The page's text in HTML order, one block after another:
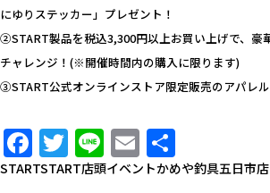
にゆりステッカー」プレゼント！
②START製品を税込3,300円以上お買い上げで、豪
チャレンジ！(※開催時間内の購入に限ります)
③START公式オンラインストア限定販売のアパレ
Facebook
Twitter
LineEmail
有
STARTSTART店頭イベントかめや釣具五日市店